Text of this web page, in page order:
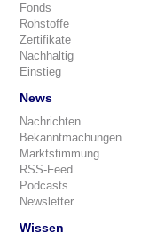
Fonds
Rohstoffe
Zertifikate
Nachhaltig
Einstieg
News
Nachrichten
Bekanntmachungen
Marktstimmung
RSS-Feed
Podcasts
Newsletter
Wissen